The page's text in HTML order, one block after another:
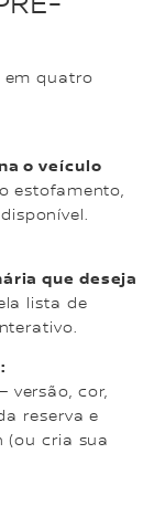
em quatro
o veículo
estofamento,
que deseja
lista de
versão, cor,
reserva e
(ou cria sua